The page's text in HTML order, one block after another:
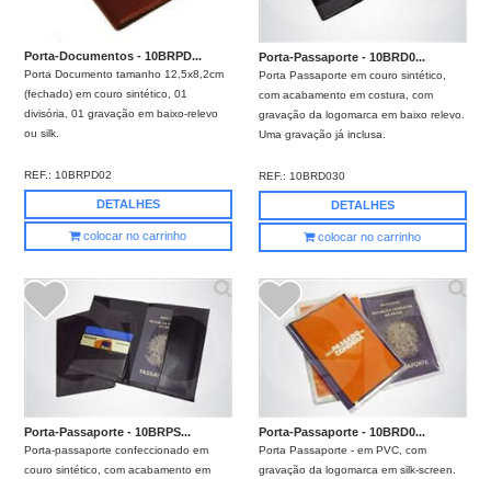
Porta-Documentos - 10BRPD...
Porta Documento tamanho 12,5x8,2cm
(fechado) em couro sintético, 01
divisória, 01 gravação em baixo-relevo
ou silk.
REF.:10BRPD02
DETALHES
colocar no carrinho
Porta-Passaporte - 10BRD0...
Porta Passaporte em couro sintético,
com acabamento em costura, com
gravação da logomarca em baixo relevo.
Uma gravação já inclusa.
REF.: 10BRD030
DETALHES
colocar no carrinho
Porta-Passaporte - 10BRPS...
Porta-passaporte confeccionado em
couro sintético, com acabamento em
Porta-Passaporte - 10BRD0...
Porta Passaporte - em PVC, com
gravação da logomarca em silk-screen.